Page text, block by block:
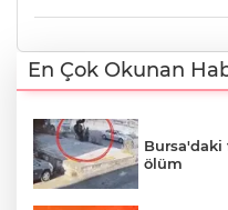
En Çok Okunan
ölüm